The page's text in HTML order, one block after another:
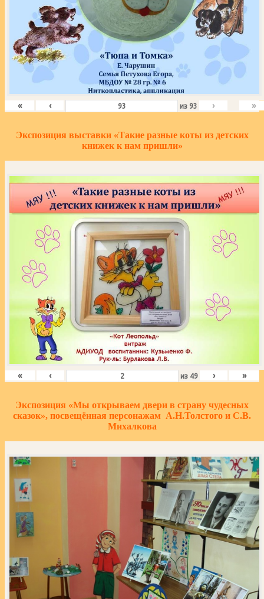
« ‹ из 93 › »
Экспозиция выставки «Такие разные коты из детских
книжек к нам пришли»
« ‹ из 49 › »
Экспозиция «Мы открываем двери в страну чудесных
сказок», посвещённая персонажам А.Н.Толстого и С.В.
Михалкова